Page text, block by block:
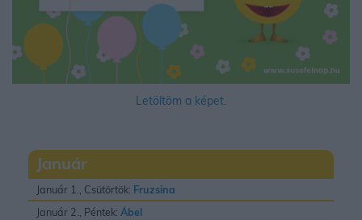
Letöltöm a képet.
Január
Január 1., Csütörtök: Fruzsina
Január 2., Péntek: Ábel